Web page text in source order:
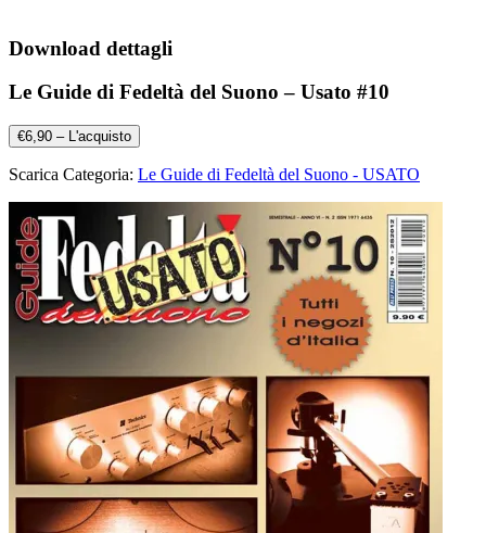
Download dettagli
Le Guide di Fedeltà del Suono – Usato #10
€6,90 – L'acquisto
Scarica Categoria: Le Guide di Fedeltà del Suono - USATO